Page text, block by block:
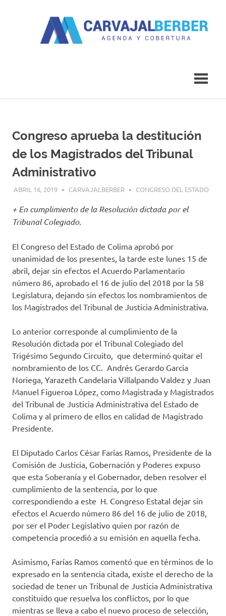
Congreso aprueba la destitución
de los Magistrados del Tribunal
Administrativo
ABRIL 16, 2019 CARVAJALBERBER CONGRESO DEL ESTADO
+ En cumplimiento de la Resolución dictada por el
Tribunal Colegiado.
El Congreso del Estado de Colima aprobó por
unanimidad de los presentes, la tarde este lunes 15 de
abril, dejar sin efectos el Acuerdo Parlamentario
número 86, aprobado el 16 de julio del 2018 por la 58
Legislatura, dejando sin efectos los nombramientos de
los Magistrados del Tribunal de Justicia Administrativa.
Lo anterior corresponde al cumplimiento de la
Resolución dictada por el Tribunal Colegiado del
Trigésimo Segundo Circuito, que determinó quitar el
nombramiento de los CC. Andrés Gerardo García
Noriega, Yarazeth Candelaria Villalpando Valdez y Juan
Manuel Figueroa López, como Magistrada y Magistrados
del Tribunal de Justicia Administrativa del Estado de
Colima y al primero de ellos en calidad de Magistrado
Presidente.
El Diputado Carlos César Farías Ramos, Presidente de la
Comisión de Justicia, Gobernación y Poderes expuso
que esta Soberanía y el Gobernador, deben resolver el
cumplimiento de la sentencia, por lo que
correspondiendo a este H. Congreso Estatal dejar sin
efectos el Acuerdo número 86 del 16 de julio de 2018,
por ser el Poder Legislativo quien por razón de
competencia procedió a su emisión en aquella fecha.
Asimismo, Farías Ramos comentó que en términos de lo
expresado en la sentencia citada, existe el derecho de la
sociedad de tener un Tribunal de Justicia Administrativa
constituido que resuelva los conflictos, por lo que
mientras se lleva a cabo el nuevo proceso de selección,